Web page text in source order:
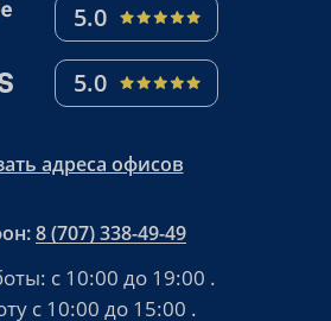
5.0
5.0
адреса офисов
8 (707) 338-49-49
с 10:00 до 19:00 .
с 10:00 до 15:00 .